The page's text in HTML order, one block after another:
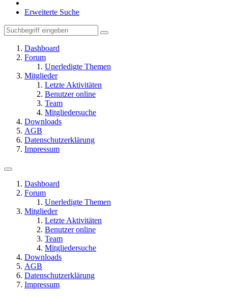
Erweiterte Suche
Dashboard
Forum
Unerledigte Themen
Mitglieder
Letzte Aktivitäten
Benutzer online
Team
Mitgliedersuche
Downloads
AGB
Datenschutzerklärung
Impressum
Dashboard
Forum
Unerledigte Themen
Mitglieder
Letzte Aktivitäten
Benutzer online
Team
Mitgliedersuche
Downloads
AGB
Datenschutzerklärung
Impressum